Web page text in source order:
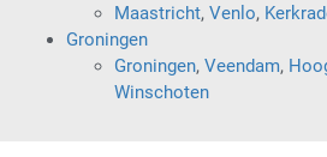
Maastricht, Venlo,
Groningen
Groningen, Veendam,
Winschoten